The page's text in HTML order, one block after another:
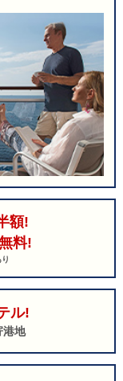
額!
料!
ル!
港地